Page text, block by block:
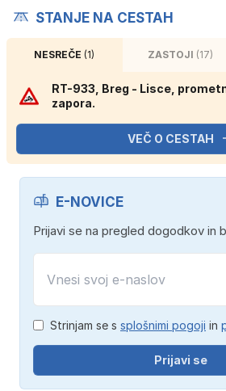
STANJE NA CESTAH
NESREČE(1) ZASTOJI (17)
RT-933, Breg - Lisce,
zapora.
VEČ O CESTAH
E-NOVICE
Prijavi se na pregled dogodkov in
Strinjam se s splošnimi pogoji in
Prijavi se